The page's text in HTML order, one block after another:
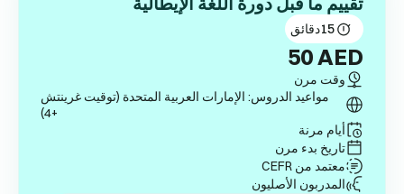
15دقائق
50AED
وقت مرن
مواعيد الدروس: الإمارات العربية المتحدة (توقيت غرينتش
+4)
أيام مرنة
تاريخ بدء مرن
معتمد من CEFR
المدربون الأصليون